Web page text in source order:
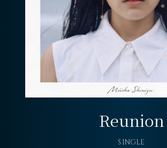
会員登録 ログイン
Reunion
SINGLE